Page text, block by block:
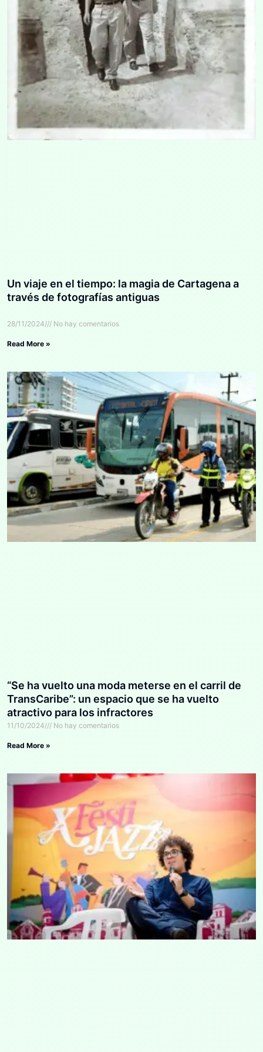
Un viaje en el tiempo: la magia de Cartagena a
través de fotografías antiguas
28/11/2024 No hay comentarios
Read More »
“Se ha vuelto una moda meterse en el carril de
TransCaribe”: un espacio que se ha vuelto
atractivo para los infractores
11/10/2024 No hay comentarios
Read More »